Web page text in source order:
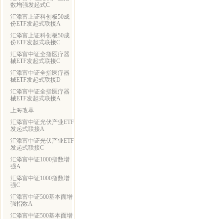
数增强发起式C
汇添富上证科创板50成
份ETF发起式联接A
汇添富上证科创板50成
份ETF发起式联接C
汇添富中证全指医疗器
械ETF发起式联接C
汇添富中证全指医疗器
械ETF发起式联接D
汇添富中证全指医疗器
械ETF发起式联接A
上海改革
汇添富中证光伏产业ETF
发起式联接A
汇添富中证光伏产业ETF
发起式联接C
汇添富中证1000指数增
强A
汇添富中证1000指数增
强C
汇添富中证500基本面增
强指数A
汇添富中证500基本面增